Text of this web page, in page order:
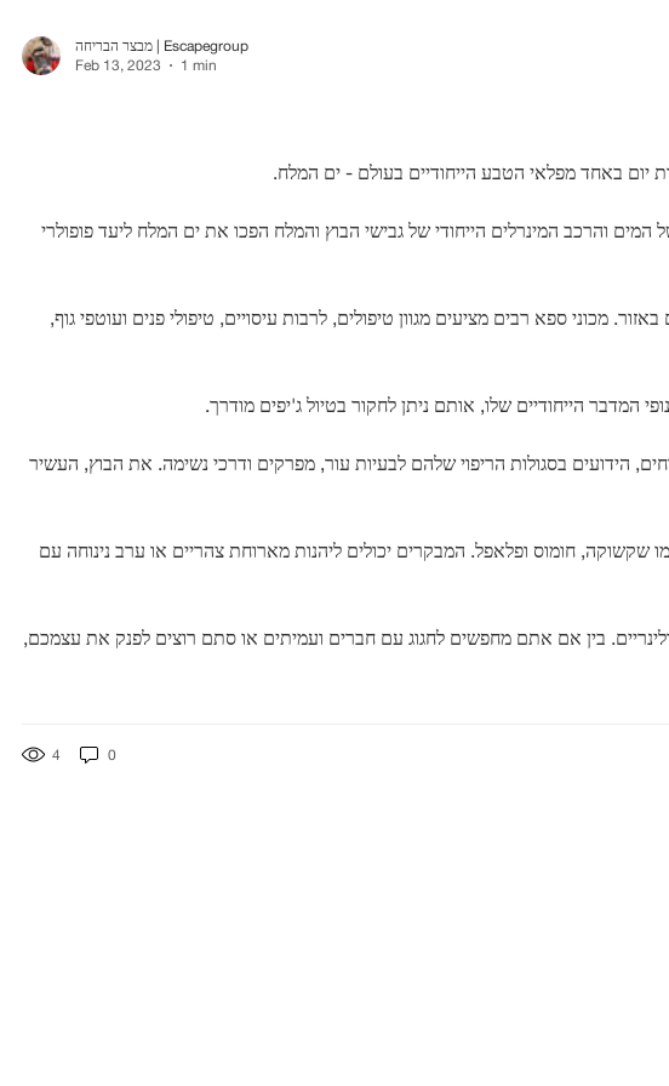
מבצר הבריחה | Escapegroup
Feb 13, 2023
1 min
יום באחד מפלאי הטבע הייחודיים בעולם - ים המלח.
והרכב המינרלים הייחודי של גבישי הבוץ והמלח הפכו את ים המלח ליעד פופולרי
מכוני ספא רבים מציעים מגוון טיפולים, לרבות עיסויים, טיפולי פנים ועוטפי גוף,
המדבר הייחודיים שלו, אותם ניתן לחקור בטיול ג'יפים מודרך.
הידועים בסגולות הריפוי שלהם לבעיות עור, מפרקים ודרכי נשימה. את הבוץ, העשיר
חומוס ופלאפל. המבקרים יכולים ליהנות מארוחת צהריים או ערב נינוחה עם
בין אם אתם מחפשים לחגוג עם חברים ועמיתים או סתם רוצים לפנק את עצמכם,
4 0